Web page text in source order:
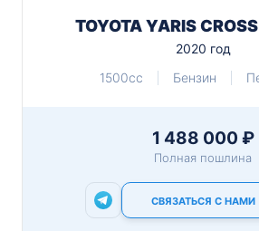
TOYOTA YARIS
2020 год
1500cc
Бензин
1 488 000 ₽
Полная пошлина
СВЯЗАТЬСЯ С НАМИ